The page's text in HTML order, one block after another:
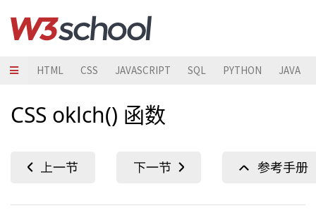
HTML CSS JAVASCRIPT SQL PYTHON JAVA
CSS oklch() 函数